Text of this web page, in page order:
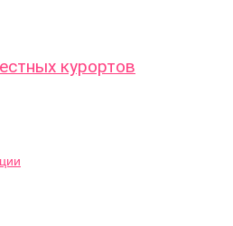
курортов